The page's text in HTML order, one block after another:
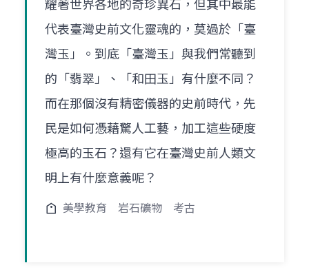
耀著世界各地的奇珍異石，但其中最能
代表臺灣史前文化靈魂的，莫過於「臺
灣玉」。到底「臺灣玉」與我們常聽到
的「翡翠」、「和田玉」有什麼不同？
而在那個沒有精密儀器的史前時代，先
民是如何憑藉驚人工藝，加工這些硬度
極高的玉石？還有它在臺灣史前人類文
明上有什麼意義呢？
美學教育 岩石礦物 考古